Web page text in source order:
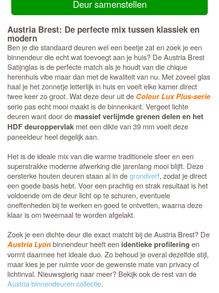
Deur samenstellen
Austria Brest: De perfecte mix tussen klassiek en
modern
Ben je die standaard deuren wel een beetje zat en zoek je een
binnendeur die echt wat toevoegt aan je huis? De Austria Brest
Satijnglas is de perfecte match als je houdt van die chique
herenhuis vibe maar dan met de kwaliteit van nu. Met zoveel glas
haal je het zonnetje letterlijk in huis en voelt elke kamer direct
twee keer zo groot. Wat deze deur uit de Colour Lux Plus-serie
serie pas echt mooi maakt is de binnenkant. Vergeet lichte
deuren want door de massief verlijmde grenen delen en het
HDF deuroppervlak met een dikte van 39 mm voelt deze
paneeldeur heel degelijk aan.
Het is de ideale mix van die warme traditionele sfeer en een
superstrakke moderne afwerking die jarenlang mooi blijft. Deze
oersterke houten deuren staan al in degrondverf, zodat je direct
een goede basis hebt. Voor een prachtig en strak resultaat is het
voldoende om de deur licht op te schuren, eventuele
oneffenheden bij te werken en goed te ontvetten, waarna deze
klaar is om tweemaal te worden afgelakt.
Zoek je een dichte deur die exact matcht bij de Austria Brest? De
Austria Lyonbinnendeur heeft een identieke profilering en
vormt daarmee het ideale duo. Zo behoud je overal dezelfde stijl,
maar kies je per ruimte voor de gewenste mate van privacy of
lichtinval. Nieuwsgierig naar meer? Bekijk ook de rest van de
Austria binnendeuren collectie.